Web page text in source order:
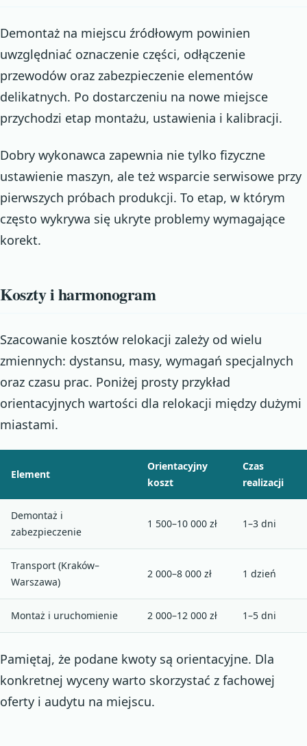
Demontaż na miejscu źródłowym powinien
uwzględniać oznaczenie części, odłączenie
przewodów oraz zabezpieczenie elementów
delikatnych. Po dostarczeniu na nowe miejsce
przychodzi etap montażu, ustawienia i kalibracji.
Dobry wykonawca zapewnia nie tylko fizyczne
ustawienie maszyn, ale też wsparcie serwisowe przy
pierwszych próbach produkcji. To etap, w którym
często wykrywa się ukryte problemy wymagające
korekt.
Koszty i harmonogram
Szacowanie kosztów relokacji zależy od wielu
zmiennych: dystansu, masy, wymagań specjalnych
oraz czasu prac. Poniżej prosty przykład
orientacyjnych wartości dla relokacji między dużymi
miastami.
Element
Orientacyjny
koszt
Czas
realizacji
Demontaż i
zabezpieczenie
1 500–10 000 zł 1–3 dni
Transport (Kraków–
Warszawa)
2 000–8 000 zł 1 dzień
Montaż i uruchomienie 2 000–12 000 zł 1–5 dni
Pamiętaj, że podane kwoty są orientacyjne. Dla
konkretnej wyceny warto skorzystać z fachowej
oferty i audytu na miejscu.